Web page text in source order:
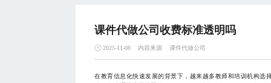
课件代做公司收费标准透明吗
2025-11-08 内容来源 课件代做公司
在教育信息化快速发展的背景下，越来越多教师和培训机构选